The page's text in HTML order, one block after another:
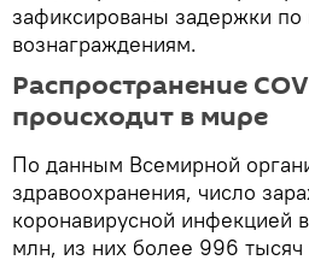
зафиксированы задержки по
вознаграждениям.
Распространение
происходит в мире
По данным Всемирной
здравоохранения, число
коронавирусной инфекцией
млн, из них более 996